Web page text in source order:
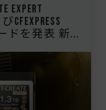
EXPERT
CFexpress
ドを発表 新...